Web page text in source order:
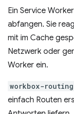
Ein Service
abfangen. Sie
mit im Cache
Netzwerk oder
Worker ein.
workbox-routing
einfach Routen